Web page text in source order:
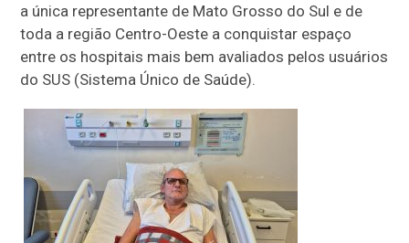
a única representante de Mato Grosso do Sul e de
toda a região Centro-Oeste a conquistar espaço
entre os hospitais mais bem avaliados pelos usuários
do SUS (Sistema Único de Saúde).